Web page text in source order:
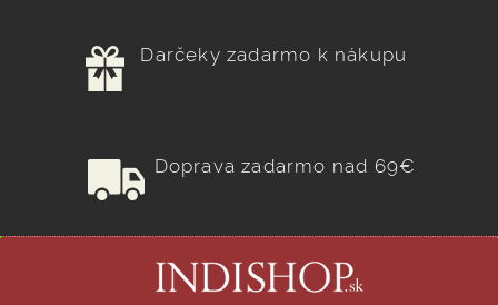
Darčeky zadarmo k nákupu
Doprava zadarmo nad 69€